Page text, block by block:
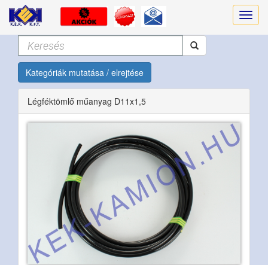
Kategóriák mutatása / elrejtése
Légféktömlő műanyag D11x1,5